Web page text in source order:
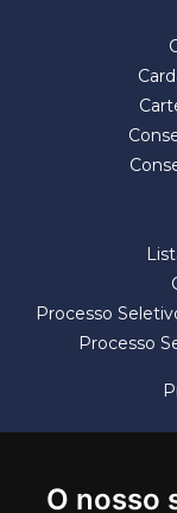
O nosso
Processo
Processo